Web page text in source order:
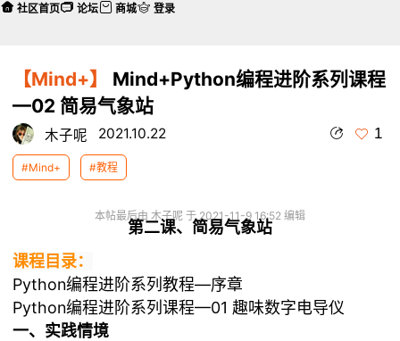
【Mind+】
Mind+Python编程进阶系列课程
—02 简易气象站
木子呢 2021.10.22 1
#Mind+ #教程
本帖最后由 木子呢 于 2021-11-9 16:52 编辑
第二课、简易气象站
课程目录：
Python编程进阶系列教程—序章
Python编程进阶系列课程—01 趣味数字电导仪
一、实践情境
社区首页 论坛 商城 登录